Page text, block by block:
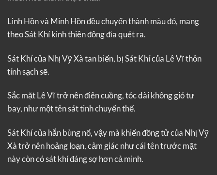
Linh Hồn và Minh Hồn đều chuyển thành màu đỏ, mang
theo Sát Khí kinh thiên động địa quét ra.
Sát Khí của Nhị Vỹ Xà tan biến, bị Sát Khí của Lê Vĩ thôn
tính sạch sẽ.
Sắc mặt Lê Vĩ trở nên điên cuồng, tóc dài không gió tự
bay, như một tên sát tinh chuyển thế.
Sát Khí của hắn bùng nổ, vậy mà khiến đồng tử của Nhị Vỹ
Xà trở nên hoảng loạn, cảm giác như cái tên trước mặt
này còn có sát khí đáng sợ hơn cả mình.